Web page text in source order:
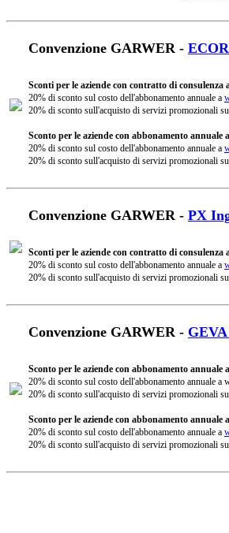
Convenzione GARWER -
Sconti per le aziende con contratto di consulenza
20% di sconto sul costo dell'abbonamento annuale a
20% di sconto sull'acquisto di servizi promozionali su
Sconto per le aziende con abbonamento annuale
20% di sconto sul costo dell'abbonamento annuale a
20% di sconto sull'acquisto di servizi promozionali su
Convenzione GARWER - PX
Sconti per le aziende con contratto di consulenza
20% di sconto sul costo dell'abbonamento annuale a
20% di sconto sull'acquisto di servizi promozionali su
Convenzione GARWER -
Sconto per le aziende con abbonamento annuale
20% di sconto sul costo dell'abbonamento annuale
20% di sconto sull'acquisto di servizi promozionali
Sconto per le aziende con abbonamento annuale
20% di sconto sul costo dell'abbonamento annuale a
20% di sconto sull'acquisto di servizi promozionali su